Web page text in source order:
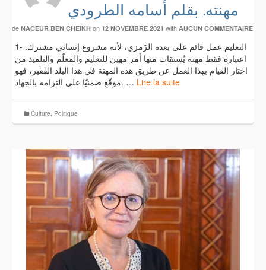
مهنته. بقلم أسامه الطرودي
de NACEUR BEN CHEIKH on 12 NOVEMBRE 2021 with AUCUN COMMENTAIRE
1- التعليم عمل قائم على بعده الرّمزي، لأنه مشروع إنساني مشترك.
اعتباره فقط مهنة يُستقات منها أمر مهين للتعليم والمعلّم والتلميذ من
اختار القيام بهذا العمل عن طريق هذه المهنة في هذا البلد الفقير، فهو
موقّع ضمنيّا على التزامه بالجهاد. … Lire la suite
Culture, Politique